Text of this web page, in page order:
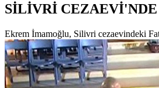
SİLİVRİ CEZAEVİ'NDE
Ekrem İmamoğlu, Silivri cezaevindeki